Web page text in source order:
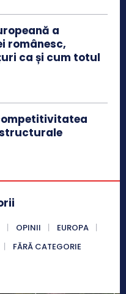
a
românesc,
ca și cum totul
OPINII
EUROPA
FĂRĂ CATEGORIE